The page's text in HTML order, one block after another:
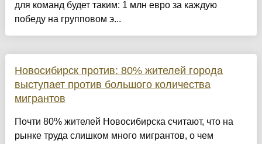
для команд будет таким: 1 млн евро за каждую
победу на групповом э...
Новосибирск против: 80% жителей города
выступает против большого количества
мигрантов
Почти 80% жителей Новосибирска считают, что на
рынке труда слишком много мигрантов, о чем